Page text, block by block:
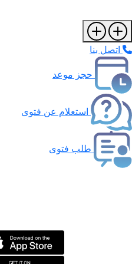
اتصل بنا
حجز موعد
استعلام عن فتوى
طلب فتوى